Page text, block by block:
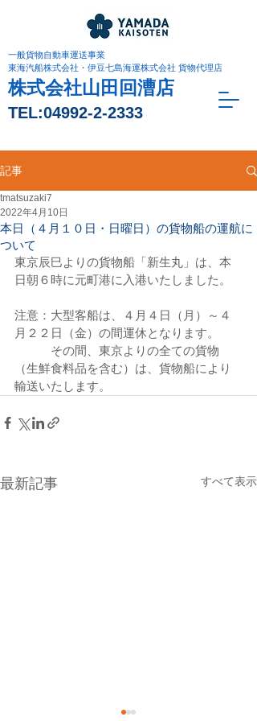
株式会社山田回漕店
TEL:04992-2-2333
一般貨物自動車運送事業
東海汽船株式会社・伊豆七島海運株式会社 貨物代理店
記事
本日（４月１０日・日曜日）の貨物船の運航に
ついて
tmatsuzaki7
2022年4月10日
東京辰巳よりの貨物船「新生丸」は、本
日朝６時に元町港に入港いたしました。
注意：大型客船は、４月４日（月）～４
月２２日（金）の間運休となります。
その間、東京よりの全ての貨物
（生鮮食料品を含む）は、貨物船により
輸送いたします。
最新記事 すべて表示